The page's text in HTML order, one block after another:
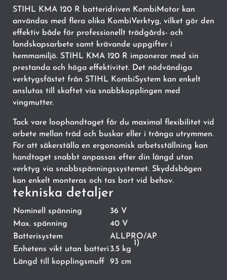
STIHL KMA 120 R batteridriven KombiMotor kan
användas med flera olika KombiVerktyg, vilket gör den
effektiv både för professionellt trädgårds- och
landskapsarbete samt krävande uppgifter i
hemmamiljö. STIHL KMA 120 R imponerar med sin
prestanda och höga effektivitet. Det nödvändiga
verktygsfästet från STIHL KombiSystem kan enkelt
anslutas till skaftet via snabbkopplingen med
vingmutter.
Tack vare loophandtaget får du maximal flexibilitet vid
arbete mellan träd och buskar eller i trånga utrymmen.
För att säkerställa en ergonomisk arbetsställning kan
handtaget snabbt anpassas efter din längd utan
verktyg via snabbspänningssystemet. Skyddsbågen
kan enkelt monteras och tas bort vid behov.
tekniska detaljer
Nominell spänning
36 V
Max. spänning
40 V
Batterisystem
ALLPRO/AP
Enhetens vikt utan batteri 3.5 kg
1)
Längd till kopplingsmuff 93 cm